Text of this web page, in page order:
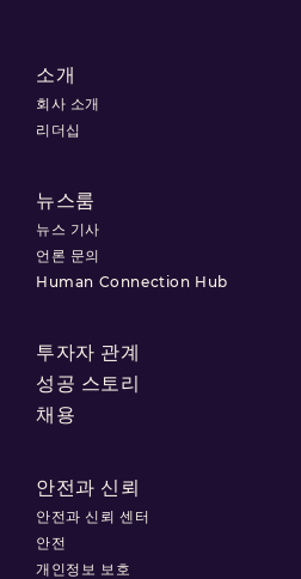
소개
회사 소개
리더십
뉴스룸
뉴스 기사
언론 문의
Human Connection Hub
투자자 관계
성공 스토리
채용
안전과 신뢰
안전과 신뢰 센터
안전
개인정보 보호